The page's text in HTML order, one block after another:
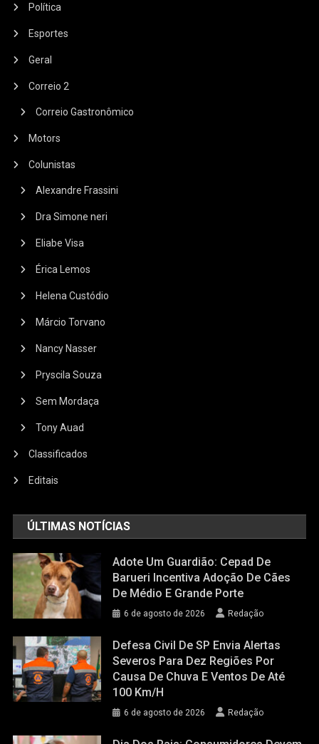
Política
Esportes
Geral
Correio 2
Correio Gastronômico
Motors
Colunistas
Alexandre Frassini
Dra Simone neri
Eliabe Visa
Érica Lemos
Helena Custódio
Márcio Torvano
Nancy Nasser
Pryscila Souza
Sem Mordaça
Tony Auad
Classificados
Editais
ÚLTIMAS NOTÍCIAS
Adote Um Guardião: Cepad De
Barueri Incentiva Adoção De Cães
De Médio E Grande Porte
6 de agosto de 2026 Redação
Defesa Civil De SP Envia Alertas
Severos Para Dez Regiões Por
Causa De Chuva E Ventos De Até
100 Km/h
6 de agosto de 2026 Redação